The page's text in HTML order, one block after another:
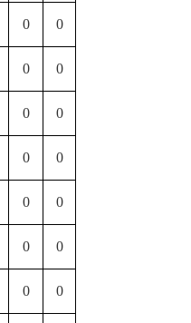
0 0
0 0
0 0
0 0
0 0
0 0
0 0